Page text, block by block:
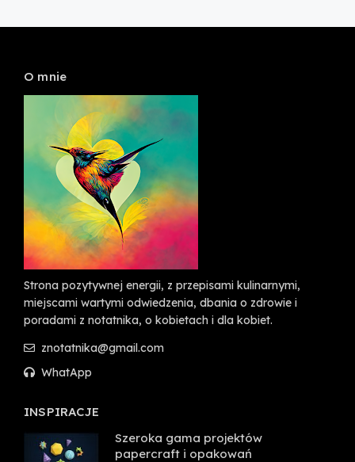
O mnie
Strona pozytywnej energii, z przepisami kulinarnymi,
miejscami wartymi odwiedzenia, dbania o zdrowie i
poradami z notatnika, o kobietach i dla kobiet.
znotatnika@gmail.com
WhatApp
INSPIRACJE
Szeroka gama projektów
papercraft i opakowań